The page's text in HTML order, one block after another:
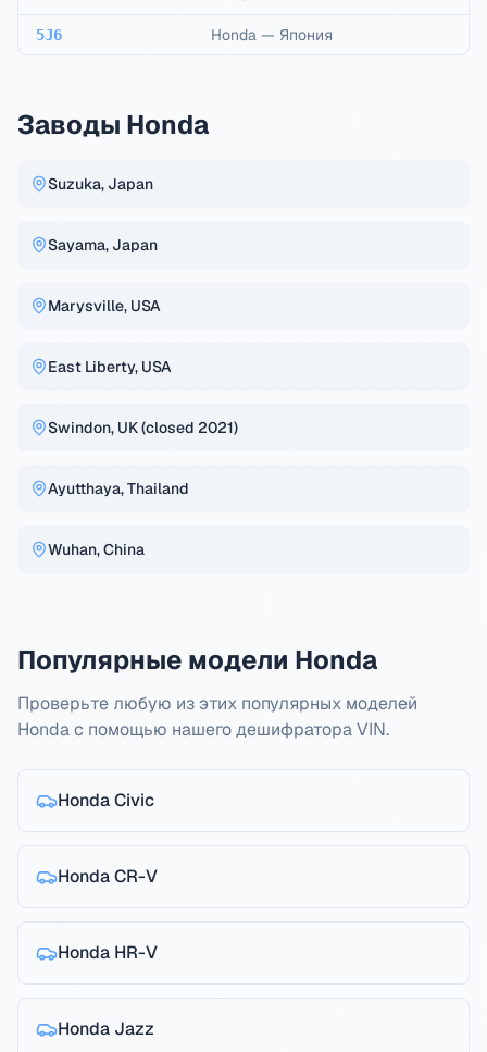
5J6 Honda — Япония
Заводы Honda
Suzuka, Japan
Sayama, Japan
Marysville, USA
East Liberty, USA
Swindon, UK (closed 2021)
Ayutthaya, Thailand
Wuhan, China
Популярные модели Honda
Проверьте любую из этих популярных моделей
Honda с помощью нашего дешифратора VIN.
HondaCivic
HondaCR-V
Honda HR-V
Honda Jazz